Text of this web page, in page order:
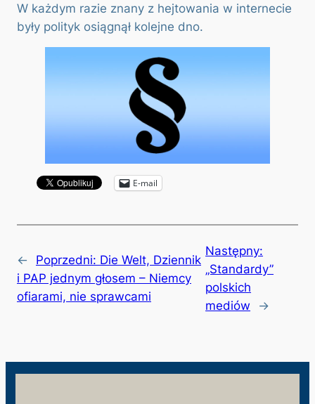
W każdym razie znany z hejtowania w internecie
były polityk osiągnął kolejne dno.
E-mail
← Poprzedni: Die Welt, Dziennik
i PAP jednym głosem – Niemcy
ofiarami, nie sprawcami
Następny:
„Standardy”
polskich
mediów
→